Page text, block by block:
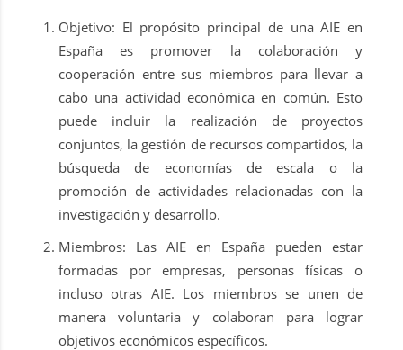
Objetivo: El propósito principal de una AIE en
España es promover la colaboración y
cooperación entre sus miembros para llevar a
cabo una actividad económica en común. Esto
puede incluir la realización de proyectos
conjuntos, la gestión de recursos compartidos, la
búsqueda de economías de escala o la
promoción de actividades relacionadas con la
investigación y desarrollo.
Miembros: Las AIE en España pueden estar
formadas por empresas, personas físicas o
incluso otras AIE. Los miembros se unen de
manera voluntaria y colaboran para lograr
objetivos económicos específicos.